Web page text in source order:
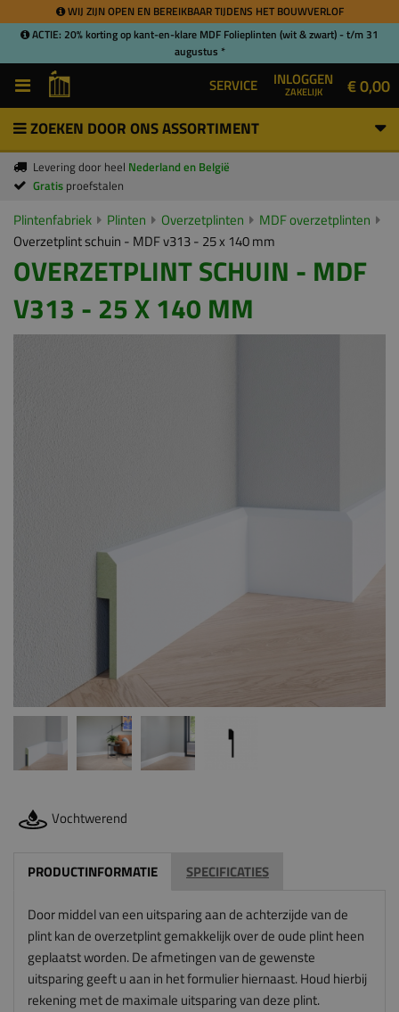
WIJ ZIJN OPEN EN BEREIKBAAR TIJDENS HET BOUWVERLOF
ACTIE: 20% korting op kant-en-klare MDF Folieplinten (wit & zwart) - t/m 31
augustus *
SERVICE INLOGGEN
ZAKELIJK € 0,00
ZOEKEN DOOR ONS ASSORTIMENT
Levering door heel Nederland en België
Gratis proefstalen
Plintenfabriek Plinten Overzetplinten
MDF overzetplinten
Overzetplint schuin - MDF v313 - 25 x 140 mm
OVERZETPLINT SCHUIN - MDF
V313 - 25 X 140 MM
Vochtwerend
PRODUCTINFORMATIE SPECIFICATIES
Door middel van een uitsparing aan de achterzijde van de
plint kan de overzetplint gemakkelijk over de oude plint heen
geplaatst worden. De afmetingen van de gewenste
uitsparing geeft u aan in het formulier hiernaast. Houd hierbij
rekening met de maximale uitsparing van deze plint.